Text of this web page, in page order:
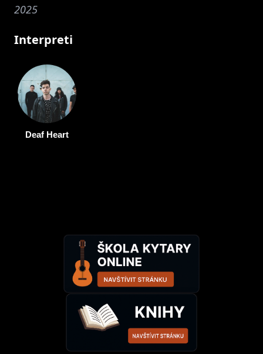
2025
Interpreti
Deaf Heart